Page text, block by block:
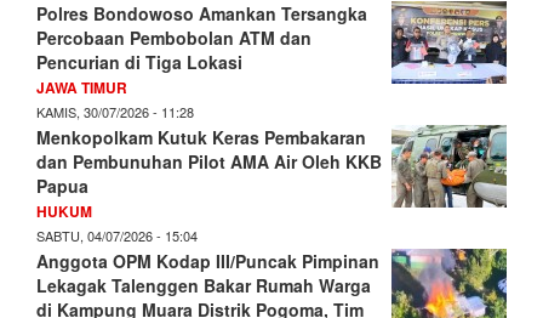
Polres Bondowoso Amankan Tersangka
Percobaan Pembobolan ATM dan
Pencurian di Tiga Lokasi
JAWA TIMUR
KAMIS, 30/07/2026 - 11:28
Menkopolkam Kutuk Keras Pembakaran
dan Pembunuhan Pilot AMA Air Oleh KKB
Papua
HUKUM
SABTU, 04/07/2026 - 15:04
Anggota OPM Kodap III/Puncak Pimpinan
Lekagak Talenggen Bakar Rumah Warga
di Kampung Muara Distrik Pogoma, Tim